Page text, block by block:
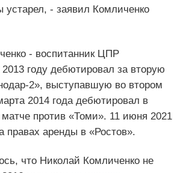
устарел, - заявил Комличенко
- воспитанник ЦПР
году дебютировал за вторую
2», выступавшую во втором
2014 года дебютировал в
против «Томи». 11 июня 2021
правах аренды в «Ростов».
что Николай Комличенко не